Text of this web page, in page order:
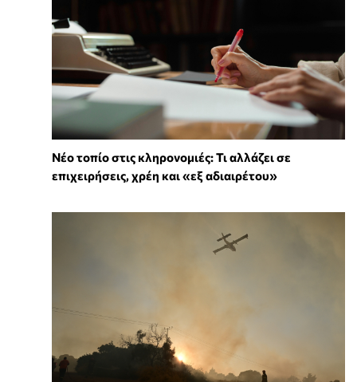
Νέο τοπίο στις κληρονομιές: Τι αλλάζει σε
επιχειρήσεις, χρέη και «εξ αδιαιρέτου»